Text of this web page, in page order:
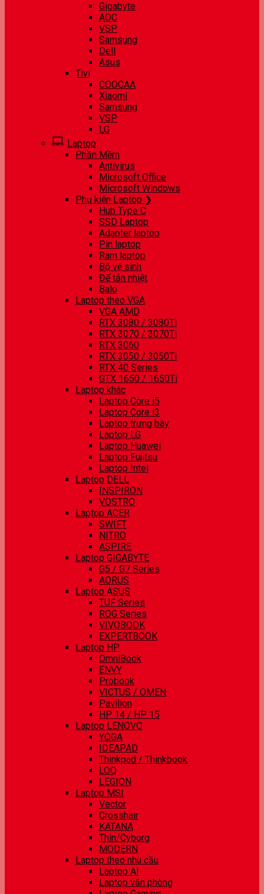
Gigabyte
AOC
VSP
Samsung
Dell
Asus
Tivi
COOCAA
Xiaomi
Samsung
VSP
LG
Laptop
Phần Mềm
Antivirus
Microsoft Office
Microsoft Windows
Phụ kiện Laptop ❯
Hub Type C
SSD Laptop
Adapter laptop
Pin laptop
Ram laptop
Bộ vệ sinh
Đế tản nhiệt
Balo
Laptop theo VGA
VGA AMD
RTX 3080 / 3080Ti
RTX 3070 / 3070Ti
RTX 3060
RTX 3050 / 3050Ti
RTX 40 Series
GTX 1650 / 1650Ti
Laptop khác
Laptop Core i5
Laptop Core i3
Laptop trưng bày
Laptop LG
Laptop Huawei
Laptop Fujitsu
Laptop Intel
Laptop DELL
INSPIRON
VOSTRO
Laptop ACER
SWIFT
NITRO
ASPIRE
Laptop GIGABYTE
G5 / G7 Series
AORUS
Laptop ASUS
TUF Series
ROG Series
VIVOBOOK
EXPERTBOOK
Laptop HP
OmniBook
ENVY
Probook
VICTUS / OMEN
Pavilion
HP 14 / HP 15
Laptop LENOVO
YOGA
IDEAPAD
Thinkpad / Thinkbook
LOQ
LEGION
Laptop MSI
Vector
Crosshair
KATANA
Thin/Cyborg
MODERN
Laptop theo nhu cầu
Laptop AI
Laptop văn phòng